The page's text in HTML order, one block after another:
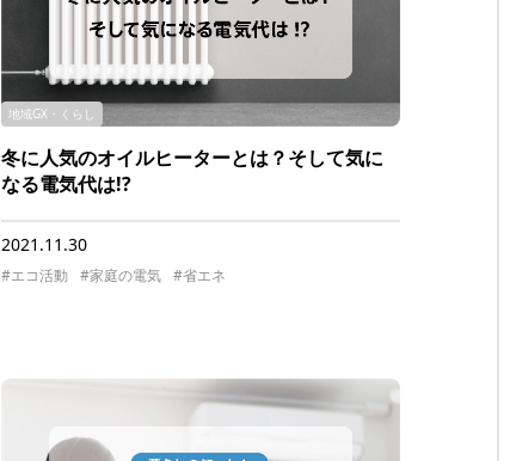
地域GX・くらし
冬に人気のオイルヒーターとは？そして気に
なる電気代は!?
2021.11.30
#エコ活動 #家庭の電気 #省エネ